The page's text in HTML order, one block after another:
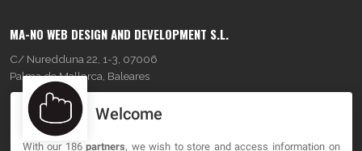
MA-NO WEB DESIGN AND DEVELOPMENT S.L.
C/ Nuredduna 22, 1-3, 07006
Palma de Mallorca, Baleares
OUR COMPANY Welcome
With our 186partners, we wish to store and access information on